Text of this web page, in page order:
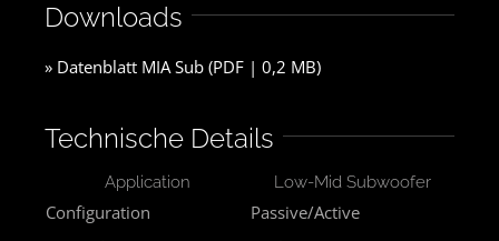
Downloads
» Datenblatt MIA Sub (PDF | 0,2 MB)
Technische Details
Application Low-Mid Subwoofer
Configuration
Passive/Active